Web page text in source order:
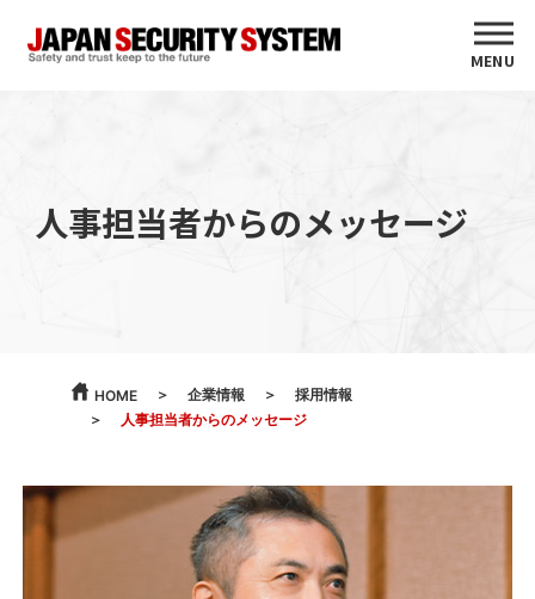
MENU
人事担当者からのメッセージ
HOME 企業情報
採用情報
人事担当者からのメッセージ